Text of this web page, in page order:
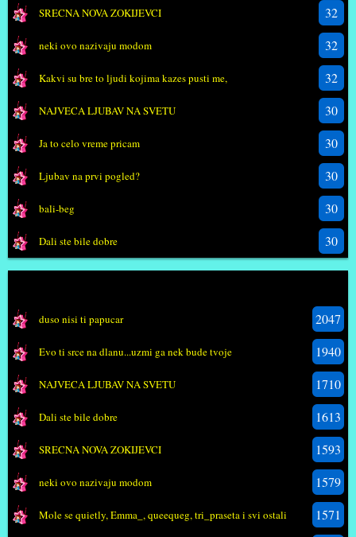
SRECNA NOVA ZOKIJEVCI 32
neki ovo nazivaju modom 32
Kakvi su bre to ljudi kojima kazes pusti me, 32
NAJVECA LJUBAV NA SVETU 30
Ja to celo vreme pricam 30
Ljubav na prvi pogled? 30
bali-beg 30
Dali ste bile dobre 30
duso nisi ti papucar 2047
Evo ti srce na dlanu...uzmi ga nek bude tvoje 1940
NAJVECA LJUBAV NA SVETU 1710
Dali ste bile dobre 1613
SRECNA NOVA ZOKIJEVCI 1593
neki ovo nazivaju modom 1579
Mole se quietly, Emma_, queequeg, tri_praseta i svi ostali 1571